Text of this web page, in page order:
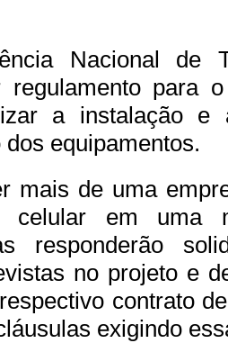
Nacional de
regulamento para
a instalação e
equipamentos.
mais de uma
celular em uma
responderão
no projeto e
contrato
exigindo